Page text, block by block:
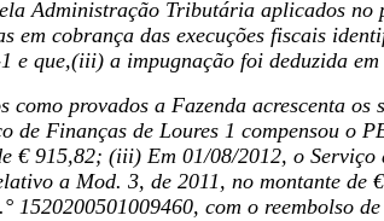
Administração Tributária aplicados no
em cobrança das execuções fiscais
e que,(iii) a impugnação foi deduzida em
como provados a Fazenda acrescenta
de Finanças de Loures 1 compensou o
€ 915,82; (iii) Em 01/08/2012, o
a Mod. 3, de 2011, no montante
1520200501009460, com o reembolso